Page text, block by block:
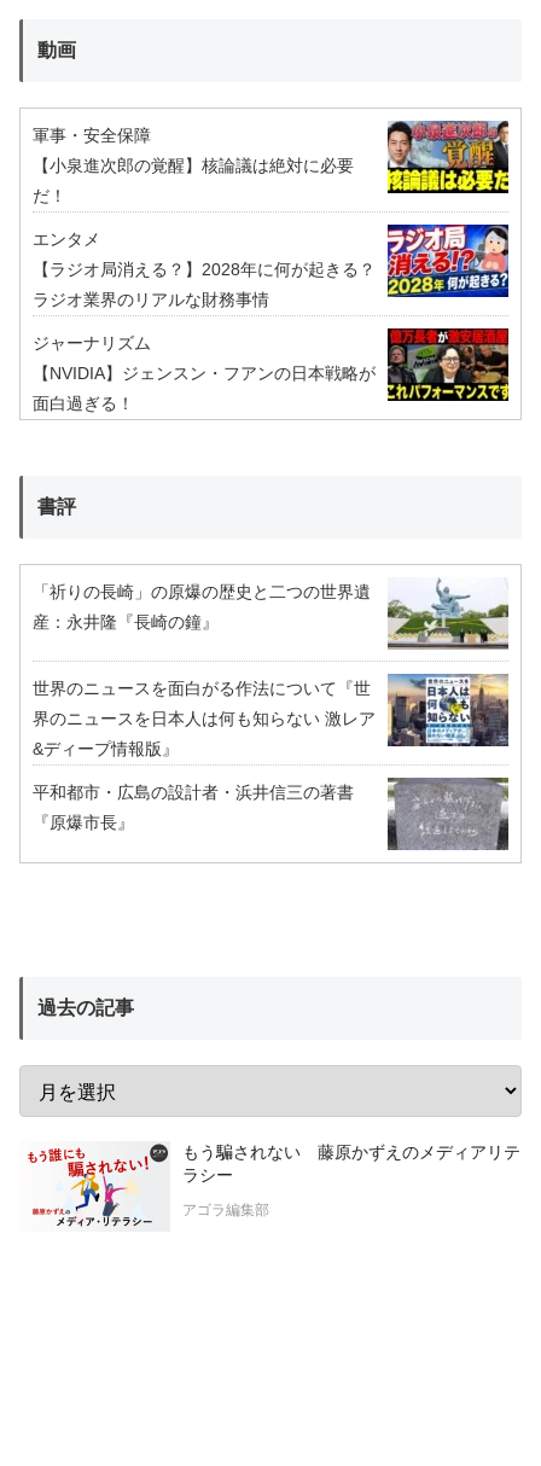
動画
軍事・安全保障
【小泉進次郎の覚醒】核論議は絶対に必要
だ！
エンタメ
【ラジオ局消える？】2028年に何が起きる？
ラジオ業界のリアルな財務事情
ジャーナリズム
【NVIDIA】ジェンスン・フアンの日本戦略が
面白過ぎる！
書評
「祈りの長崎」の原爆の歴史と二つの世界遺
産：永井隆『長崎の鐘』
世界のニュースを面白がる作法について『世
界のニュースを日本人は何も知らない 激レア
&ディープ情報版』
平和都市・広島の設計者・浜井信三の著書
『原爆市長』
過去の記事
もう騙されない 藤原かずえのメディアリテ
ラシー
アゴラ編集部